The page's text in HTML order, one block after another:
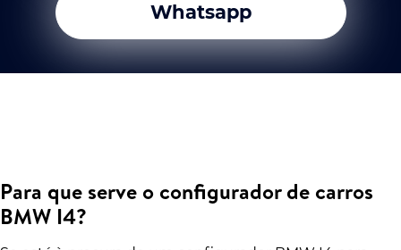
Whatsapp
Para que serve o configurador de carros
BMW I4?